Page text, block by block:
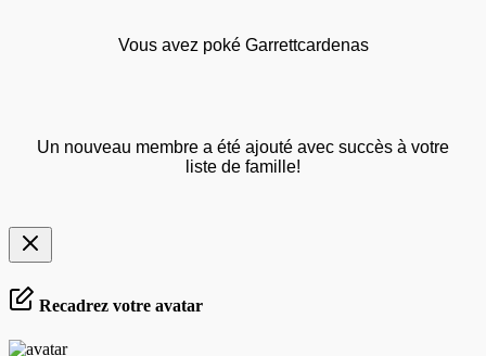
Vous avez poké Garrettcardenas
Un nouveau membre a été ajouté avec succès à votre
liste de famille!
Recadrez votre avatar